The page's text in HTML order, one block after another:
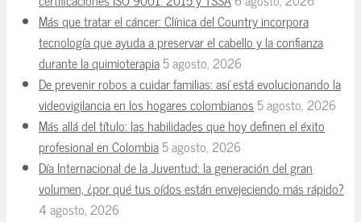
Más que tratar el cáncer: Clínica del Country incorpora
tecnología que ayuda a preservar el cabello y la confianza
durante la quimioterapia5 agosto, 2026
De prevenir robos a cuidar familias: así está evolucionando la
videovigilancia en los hogares colombianos5 agosto, 2026
Más allá del título: las habilidades que hoy definen el éxito
profesional en Colombia5 agosto, 2026
Día Internacional de la Juventud: la generación del gran
volumen, ¿por qué tus oídos están envejeciendo más rápido?
4 agosto, 2026